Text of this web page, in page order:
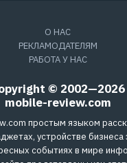
О НАС
РЕКЛАМОДАТЕЛЯМ
РАБОТА У НАС
© 2002—2026
mobile-review.com
простым языком
устройстве бизнеса
событиях в мире